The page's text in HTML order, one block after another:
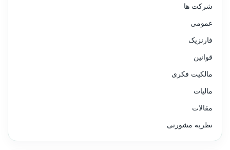
شرکت ها
عمومی
فارنزیک
قوانین
مالکیت فکری
مالیات
مقالات
نظریه مشورتی